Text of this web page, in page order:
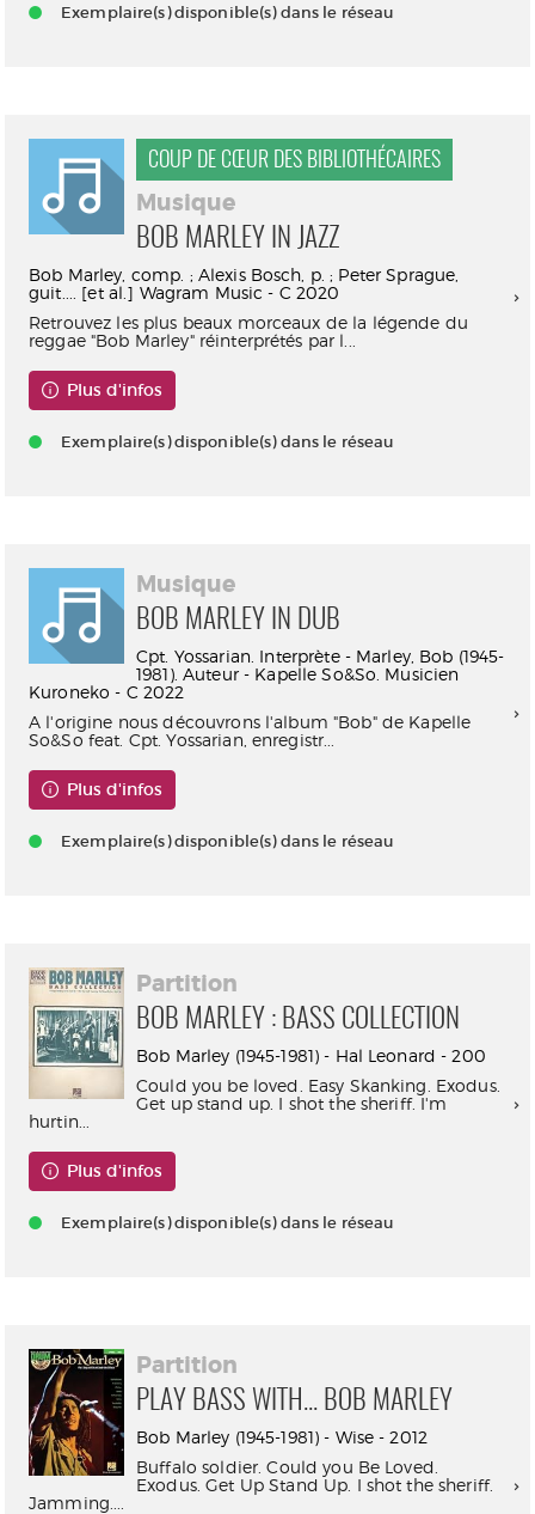
Exemplaire(s) disponible(s) dans le réseau
COUP DE CŒUR DES BIBLIOTHÉCAIRES
Musique
BOB MARLEY IN JAZZ
Bob Marley, comp. ; Alexis Bosch, p. ; Peter Sprague,
guit.... [et al.] Wagram Music - C 2020
Retrouvez les plus beaux morceaux de la légende du
reggae "Bob Marley" réinterprétés par l...
Plus d'infos
Exemplaire(s) disponible(s) dans le réseau
Musique
BOB MARLEY IN DUB
Cpt. Yossarian. Interprète - Marley, Bob (1945-
1981). Auteur - Kapelle So&So. Musicien
Kuroneko - C 2022
A l'origine nous découvrons l'album "Bob" de Kapelle
So&So feat. Cpt. Yossarian, enregistr...
Plus d'infos
Exemplaire(s) disponible(s) dans le réseau
Partition
BOB MARLEY : BASS COLLECTION
Bob Marley (1945-1981) - Hal Leonard - 200
Could you be loved. Easy Skanking. Exodus.
Get up stand up. I shot the sheriff. I'm
hurtin...
Plus d'infos
Exemplaire(s) disponible(s) dans le réseau
Partition
PLAY BASS WITH... BOB MARLEY
Bob Marley (1945-1981) - Wise - 2012
Buffalo soldier. Could you Be Loved.
Exodus. Get Up Stand Up. I shot the sheriff.
Jamming....